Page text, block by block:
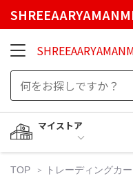
マイストア
TOP トレーディングカ